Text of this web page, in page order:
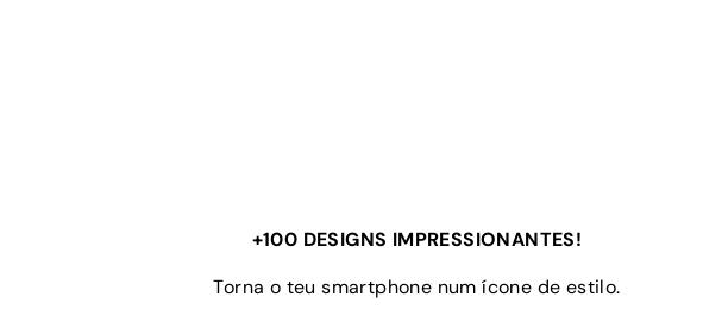
+100 DESIGNS IMPRESSIONANTES!
Torna o teu smartphone num ícone de estilo.